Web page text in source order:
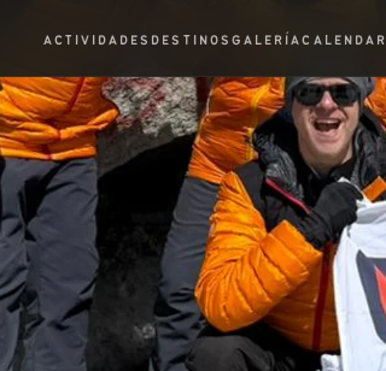
ACTIVIDADES DESTINOS GALERÍA